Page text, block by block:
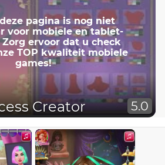
pagina is nog niet
voor mobiele en tablet-
ervoor dat u check
TOP kwaliteit mobiele
games!
Creator 5.0